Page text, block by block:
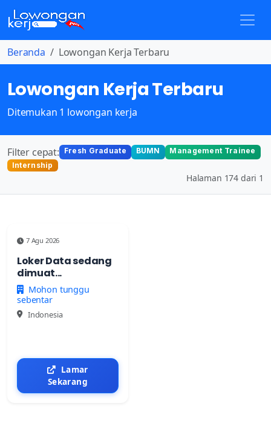
Beranda Lowongan Kerja Terbaru
Lowongan Kerja Terbaru
Ditemukan 1 lowongan kerja
Filter cepat: Fresh Graduate BUMN
Management Trainee
Internship
Halaman 174 dari 1
7 Agu 2026
Loker Data sedang
dimuat...
Mohon tunggu
sebentar
Indonesia
Lamar
Sekarang